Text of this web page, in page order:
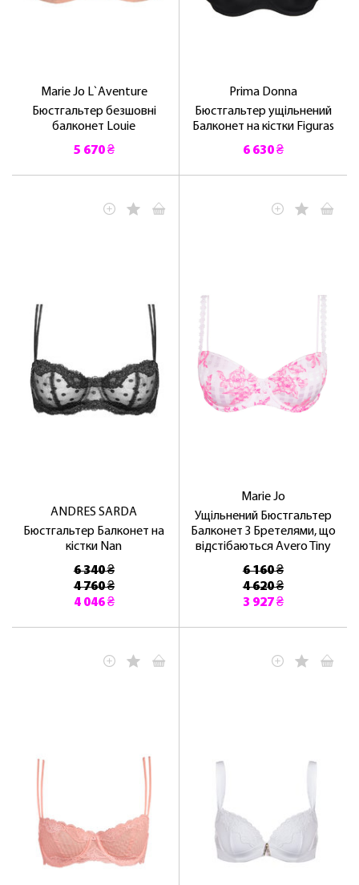
Marie Jo L`Aventure
Бюстгальтер безшовні
балконет Louie
5 670 ₴
Prima Donna
Бюстгальтер ущільнений
Балконет на кістки Figuras
6 630 ₴
ANDRES SARDA
Бюстгальтер Балконет на
кістки Nan
6 340 ₴
4 760 ₴
4 046 ₴
Marie Jo
Ущільнений Бюстгальтер
Балконет З Бретелями, що
відстібаються Avero Tiny
6 160 ₴
4 620 ₴
3 927 ₴